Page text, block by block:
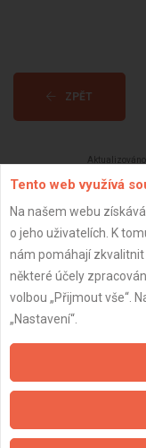
ZPĚT
Aktualizováno
Zásady
Tento web využívá
Na našem webu
o jeho uživatelích. K
nám pomáhají zkvalitnit
některé účely
volbou „Přijmout vše“.
„Nastavení“.